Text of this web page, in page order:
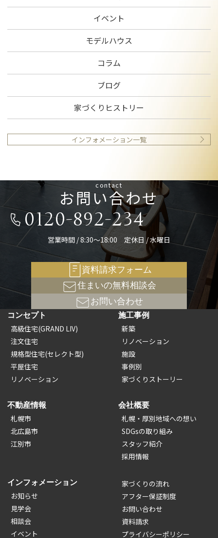
イベント
モデルハウス
コラム
ブログ
家づくりヒストリー
インフォメーション一覧
contact
お問い合わせ
0120-892-234
営業時間 / 8:30～18:00 定休日 / 水曜日
資料請求フォーム
住まいの無料相談会
お問い合わせ
コンセプト
高級住宅(GRAND LIV)
注文住宅
規格型住宅(セレクト型)
平屋住宅
リノベーション
施工事例
新築
リノベーション
施設
事例別
家づくりストーリー
不動産情報
札幌市
北広島市
江別市
会社概要
札幌・厚別地域への想い
SDGsの取り組み
スタッフ紹介
採用情報
インフォメーション
お知らせ
見学会
相談会
イベント
家づくりの流れ
アフター保証制度
お問い合わせ
資料請求
プライバシーポリシー